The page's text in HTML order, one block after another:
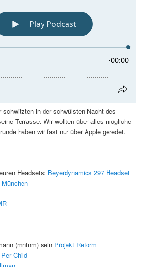
schwitzten in der schwülsten Nacht des
Terrasse. Wir wollten über alles mögliche
haben wir fast nur über Apple geredet.
Headsets: Beyerdynamics 297 Headset
(mntnm) sein Projekt Reform
Child